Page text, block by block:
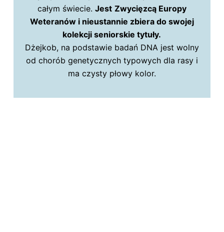
całym świecie. Jest Zwycięzcą Europy
Weteranów i nieustannie zbiera do swojej
kolekcji seniorskie tytuły.
Dżejkob, na podstawie badań DNA jest wolny
od chorób genetycznych typowych dla rasy i
ma czysty płowy kolor.